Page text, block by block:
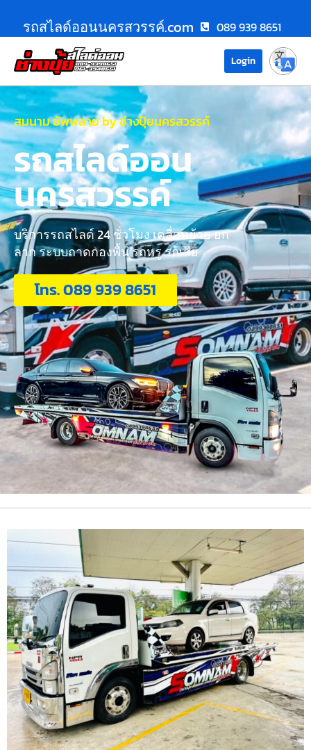
รถสไลด์ออนนครสวรรค์.com 089 939 8651
Login
สมนาม ซัพพลาย by ช่างปุ้ยนครสวรรค์
รถสไลด์ออน
นครสวรรค์
บริการรถสไลด์ 24 ชั่วโมง เคลื่อนย้าย ยก
ลาก ระบบถาดกองพื้น รถหรู รถเสีย
โทร. 089 939 8651